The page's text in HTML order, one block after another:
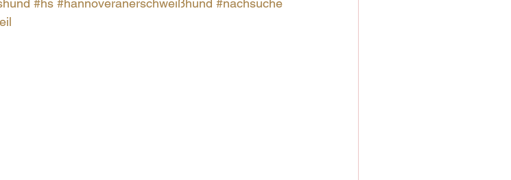
#hs #hannoveranerschweißhund #nachsuche